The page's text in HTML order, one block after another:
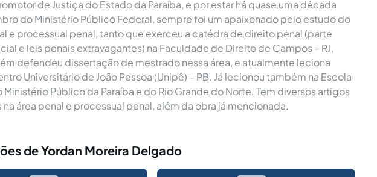
de Justiça do Estado da Paraíba, e por estar há quase uma década
do Ministério Público Federal, sempre foi um apaixonado pelo estudo do
e processual penal, tanto que exerceu a catédra de direito penal (parte
e leis penais extravagantes) na Faculdade de Direito de Campos – RJ,
defendeu dissertação de mestrado nessa área, e atualmente leciona
Universitário de João Pessoa (Unipê) – PB. Já lecionou também na Escola
Ministério Público da Paraíba e do Rio Grande do Norte. Tem diversos artigos
área penal e processual penal, além da obra já mencionada.
de Yordan Moreira Delgado